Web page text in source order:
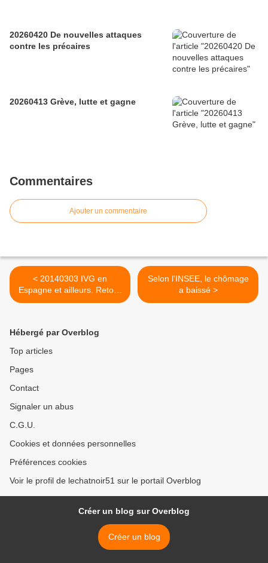
20260420 De nouvelles attaques
contre les précaires
20260413 Grève, lutte et gagne
Commentaires
Ajouter un commentaire
< 20140303 IVG en
Espagne et ailleurs. Retour
sur la manif de Nantes
Selon l'INSEE, le chômage
a baissé >
Hébergé par Overblog
Top articles
Pages
Contact
Signaler un abus
C.G.U.
Cookies et données personnelles
Préférences cookies
Voir le profil de lechatnoir51 sur le portail Overblog
Créer un blog sur Overblog
Créer un blog